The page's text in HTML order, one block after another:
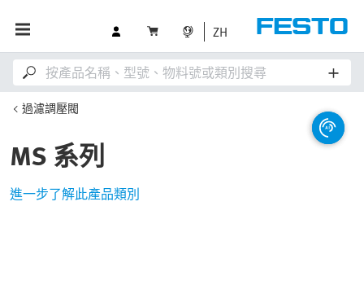
ZH
過濾調壓閥
MS 系列
進一步了解此產品類別